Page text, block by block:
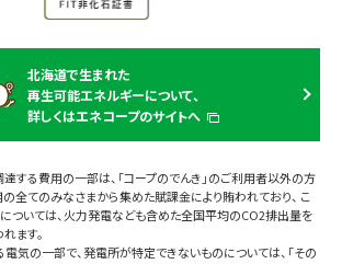
北海道で生まれた
再生可能エネルギーについて、
詳しくはエネコープのサイトへ
する費用の一部は、「コープのでんき」のご利用者以外の方
全てのみなさまから集めた賦課金により賄われており、 こ
ついては、火力発電なども含めた全国平均のCO2排出量を
ます。
気の一部で、発電所が特定できないものについては、「その